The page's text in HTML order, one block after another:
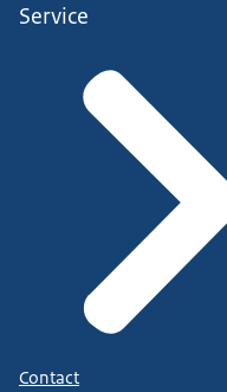
Service
Contact